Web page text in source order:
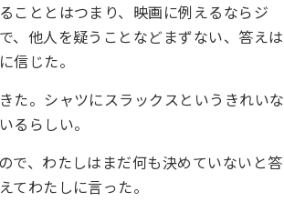
こととはつまり、映画に例えるならジ
、他人を疑うことなどまずない、答えは
信じた。
た。シャツにスラックスというきれいな
るらしい。
で、わたしはまだ何も決めていないと答
てわたしに言った。